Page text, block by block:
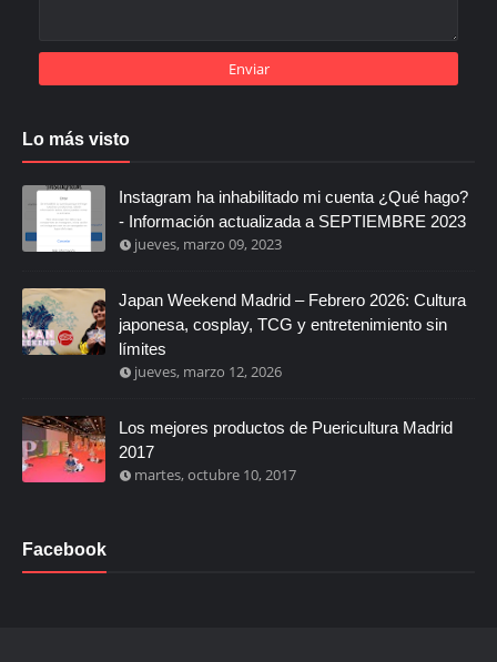
Lo más visto
Instagram ha inhabilitado mi cuenta ¿Qué hago?
- Información actualizada a SEPTIEMBRE 2023
jueves, marzo 09, 2023
Japan Weekend Madrid – Febrero 2026: Cultura
japonesa, cosplay, TCG y entretenimiento sin
límites
jueves, marzo 12, 2026
Los mejores productos de Puericultura Madrid
2017
martes, octubre 10, 2017
Facebook